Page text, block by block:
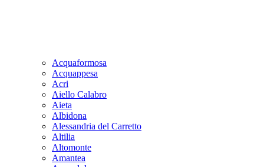
Acquaformosa
Acquappesa
Acri
Aiello Calabro
Aieta
Albidona
Alessandria del Carretto
Altilia
Altomonte
Amantea